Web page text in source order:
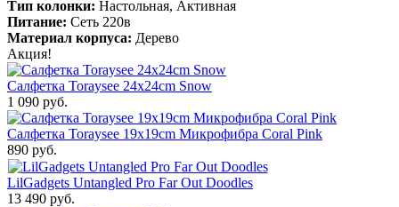
Тип колонки: Настольная, Активная
Питание: Сеть 220в
Материал корпуса: Дерево
Акция!
Салфетка Toraysee 24x24cm Snow
1 090 руб.
Салфетка Toraysee 19x19cm Микрофибра Coral Pink
890 руб.
LilGadgets Untangled Pro Far Out Doodles
13 490 руб.